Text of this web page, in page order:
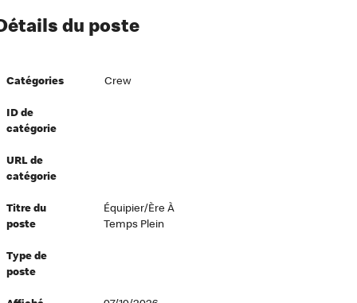
à l’égard de nos employés
directeurs
et inclusion
au travail
du poste
Catégories Crew
ID de
catégorie
URL de
catégorie
Titre du
poste
Équipier/ère À
Temps Plein
Type de
poste